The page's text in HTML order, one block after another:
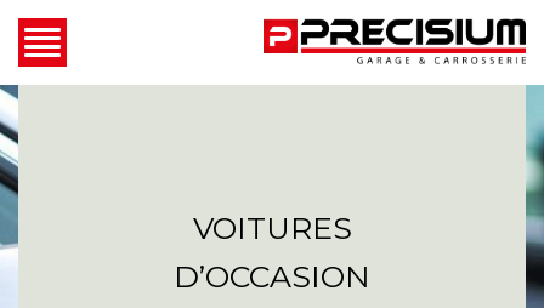
VOITURES
D’OCCASION